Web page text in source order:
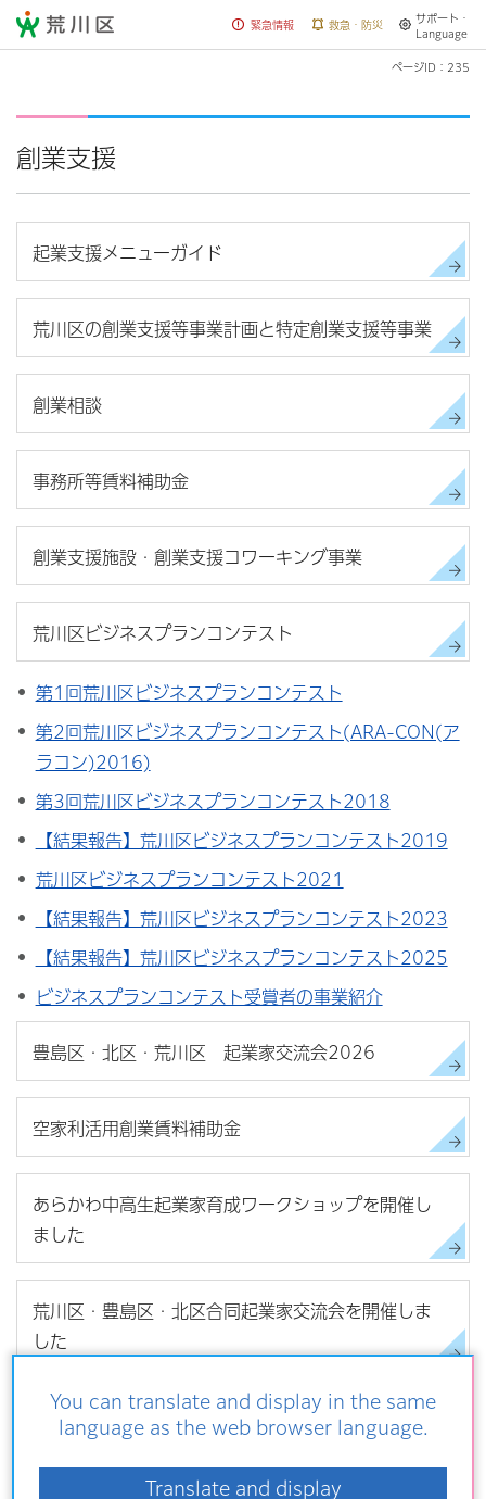
You can translate and display in the same
language as the web browser language.
Translate and display
荒川区 緊急情報 救急・防災
サポート・
Language
ページID：235
創業支援
起業支援メニューガイド
荒川区の創業支援等事業計画と特定創業支援等事業
創業相談
事務所等賃料補助金
創業支援施設・創業支援コワーキング事業
荒川区ビジネスプランコンテスト
第1回荒川区ビジネスプランコンテスト
第2回荒川区ビジネスプランコンテスト(ARA-CON(ア
ラコン)2016)
第3回荒川区ビジネスプランコンテスト2018
【結果報告】荒川区ビジネスプランコンテスト2019
荒川区ビジネスプランコンテスト2021
【結果報告】荒川区ビジネスプランコンテスト2023
【結果報告】荒川区ビジネスプランコンテスト2025
ビジネスプランコンテスト受賞者の事業紹介
豊島区・北区・荒川区 起業家交流会2026
空家利活用創業賃料補助金
あらかわ中高生起業家育成ワークショップを開催し
ました
荒川区・豊島区・北区合同起業家交流会を開催しま
した
事業者向け情報